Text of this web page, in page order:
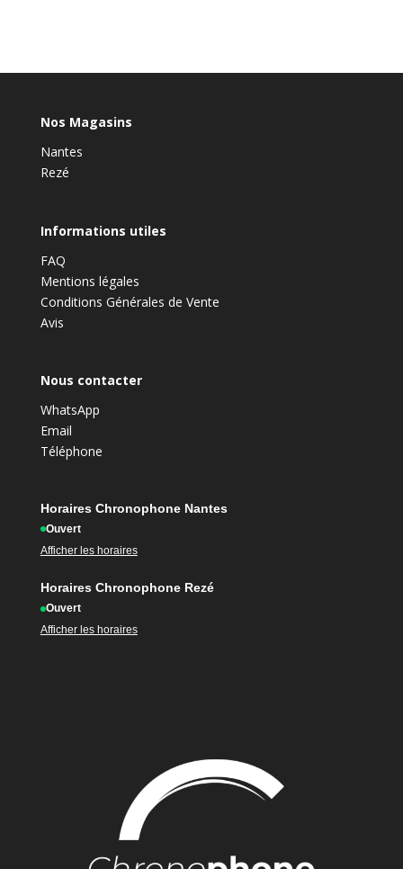
Nos Magasins
Nantes
Rezé
Informations utiles
FAQ
Mentions légales
Conditions Générales de Vente
Avis
Nous contacter
WhatsApp
Email
Téléphone
Horaires Chronophone Nantes
Ouvert
Afficher les horaires
Horaires Chronophone Rezé
Ouvert
Afficher les horaires